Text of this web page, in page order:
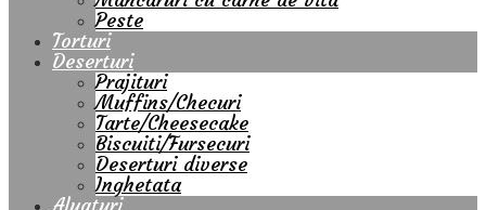
Peste
Torturi
Deserturi
Prajituri
Muffins/Checuri
Tarte/Cheesecake
Biscuiti/Fursecuri
Deserturi diverse
Inghetata